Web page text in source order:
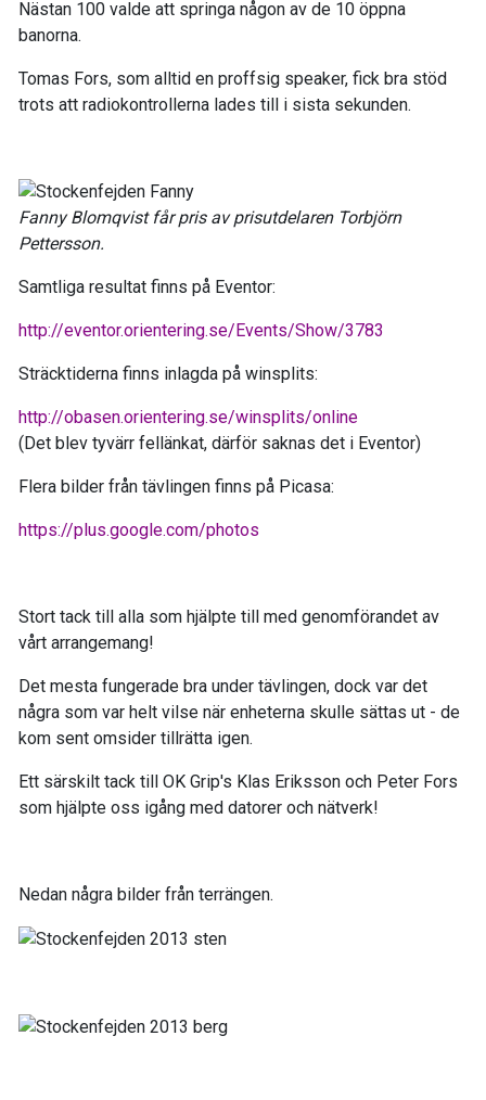
Nästan 100 valde att springa någon av de 10 öppna
banorna.
Tomas Fors, som alltid en proffsig speaker, fick bra stöd
trots att radiokontrollerna lades till i sista sekunden.
Fanny Blomqvist får pris av prisutdelaren Torbjörn
Pettersson.
Samtliga resultat finns på Eventor:
http://eventor.orientering.se/Events/Show/3783
Sträcktiderna finns inlagda på winsplits:
http://obasen.orientering.se/winsplits/online
(Det blev tyvärr fellänkat, därför saknas det i Eventor)
Flera bilder från tävlingen finns på Picasa:
https://plus.google.com/photos
Stort tack till alla som hjälpte till med genomförandet av
vårt arrangemang!
Det mesta fungerade bra under tävlingen, dock var det
några som var helt vilse när enheterna skulle sättas ut - de
kom sent omsider tillrätta igen.
Ett särskilt tack till OK Grip's Klas Eriksson och Peter Fors
som hjälpte oss igång med datorer och nätverk!
Nedan några bilder från terrängen.